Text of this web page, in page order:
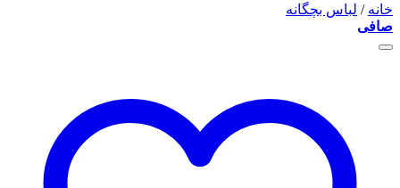
خانه / لباس بچگانه
صافی